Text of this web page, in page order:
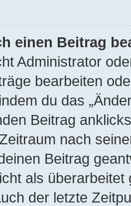
einen Beitrag
Administrator
bearbeiten
du das
Beitrag
nach
Beitrag
als
der letzte